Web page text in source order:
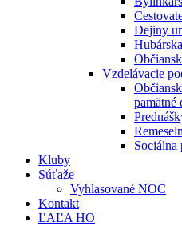
Dejiny
Vzdelávacie
pamätné
Sociálna
Kluby
Súťaže
Vyhlasované NOC
Kontakt
ĽAĽA HO